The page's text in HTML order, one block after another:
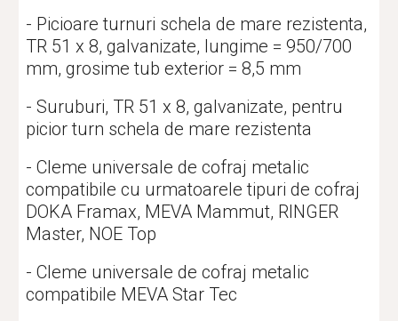
- Picioare turnuri schela de mare rezistenta,
TR 51 x 8, galvanizate, lungime = 950/700
mm, grosime tub exterior = 8,5 mm
- Suruburi, TR 51 x 8, galvanizate, pentru
picior turn schela de mare rezistenta
- Cleme universale de cofraj metalic
compatibile cu urmatoarele tipuri de cofraj
DOKA Framax, MEVA Mammut, RINGER
Master, NOE Top
- Cleme universale de cofraj metalic
compatibile MEVA Star Tec